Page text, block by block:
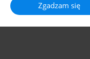
Zgadzam się